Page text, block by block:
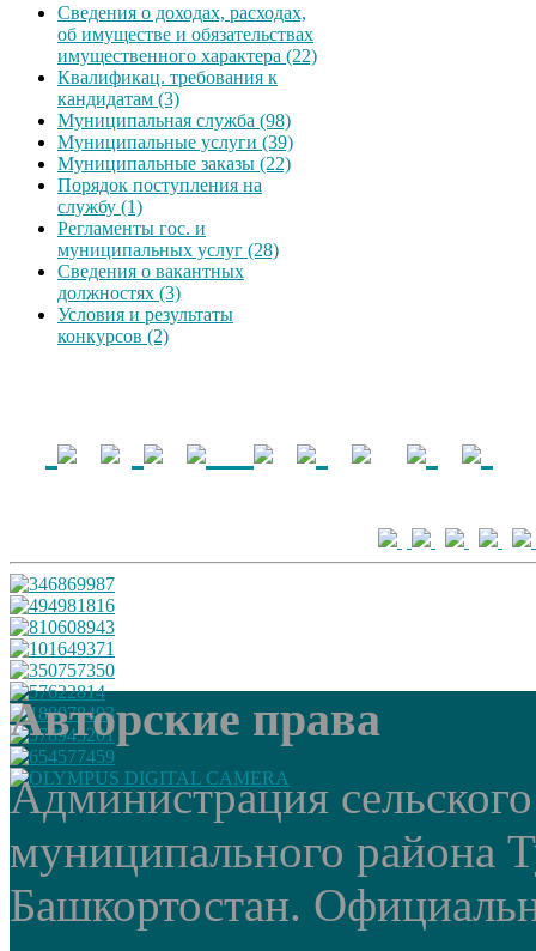
Сведения о доходах, расходах,
об имуществе и обязательствах
имущественного характера (22)
Квалификац. требования к
кандидатам (3)
Муниципальная служба (98)
Муниципальные услуги (39)
Муниципальные заказы (22)
Порядок поступления на
службу (1)
Регламенты гос. и
муниципальных услуг (28)
Сведения о вакантных
должностях (3)
Условия и результаты
конкурсов (2)
Авторские права
Администрация
муниципального района
Башкортостан.